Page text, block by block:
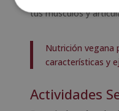
tus músculos y
Nutrición vegana
características y
Actividades